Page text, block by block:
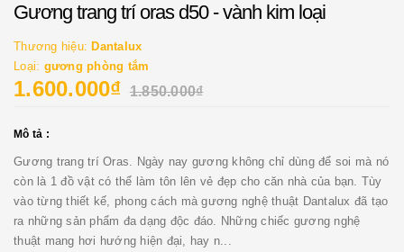
Gương trang trí oras d50 - vành kim loại
Thương hiệu: Dantalux
Loại: gương phòng tắm
1.600.000₫ 1.850.000₫
Mô tả :
Gương trang trí Oras. Ngày nay gương không chỉ dùng để soi mà nó
còn là 1 đồ vật có thể làm tôn lên vẻ đẹp cho căn nhà của bạn. Tùy
vào từng thiết kế, phong cách mà gương nghệ thuật Dantalux đã tạo
ra những sản phẩm đa dạng độc đáo. Những chiếc gương nghệ
thuật mang hơi hướng hiện đại, hay n...